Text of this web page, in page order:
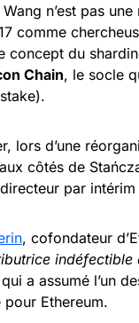
n’est pas
comme
concept du
Chain, le socle
lors d’une
côtés de
par intérim
, cofondateur
indéfectible
a assumé l’un
Ethereum.